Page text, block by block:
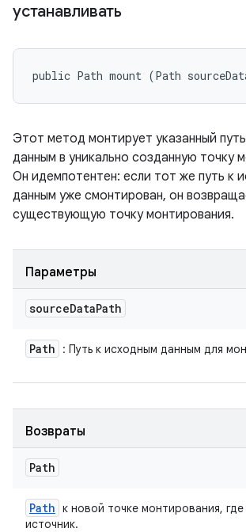
устанавливать
public Path mount (Path
Этот метод монтирует указанный
данным в уникально созданную точку
Он идемпотентен: если тот же путь к
данным уже смонтирован, он
существующую точку монтирования.
Параметры
sourceDataPath
Path : Путь к исходным данным для
Возвраты
Path
Path к новой точке монтирования,
источник.